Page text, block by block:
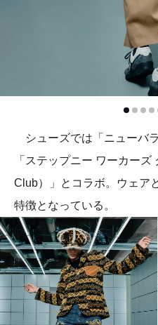
シューズでは「ニューバ
「ステップニー ワーカー
Club）」とコラボ。ウェア
特徴となっている。